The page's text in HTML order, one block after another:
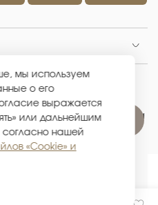
|
Политика
данных
мы используем
о его
выражается
или дальнейшим
согласно нашей
«Cookie» и